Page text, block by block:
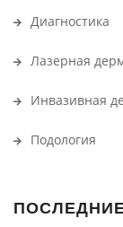
Диагностика
Лазерная
Инвазивная
Подология